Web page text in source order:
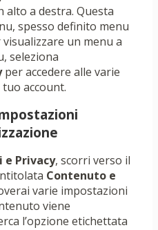
alto a destra. Questa
spesso definito menu
un menu a
seleziona
per accedere alle varie
account.
e Privacy, scorri verso il
Contenuto e
varie impostazioni
viene
l’opzione etichettata